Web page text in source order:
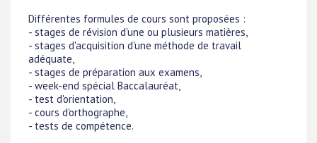
Différentes formules de cours sont proposées :
- stages de révision d'une ou plusieurs matières,
- stages d'acquisition d'une méthode de travail
adéquate,
- stages de préparation aux examens,
- week-end spécial Baccalauréat,
- test d'orientation,
- cours d'orthographe,
- tests de compétence.